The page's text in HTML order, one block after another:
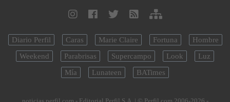
Diario Perfil Caras Marie Claire Fortuna
Hombre
Weekend
Parabrisas Supercampo Look
Luz
Mía
Lunateen BATimes